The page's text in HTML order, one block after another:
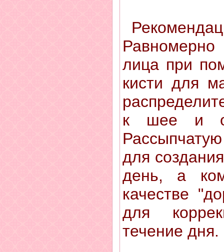
лица при
кисти для
к шее и
для
день, а
качестве
для
течение дня.